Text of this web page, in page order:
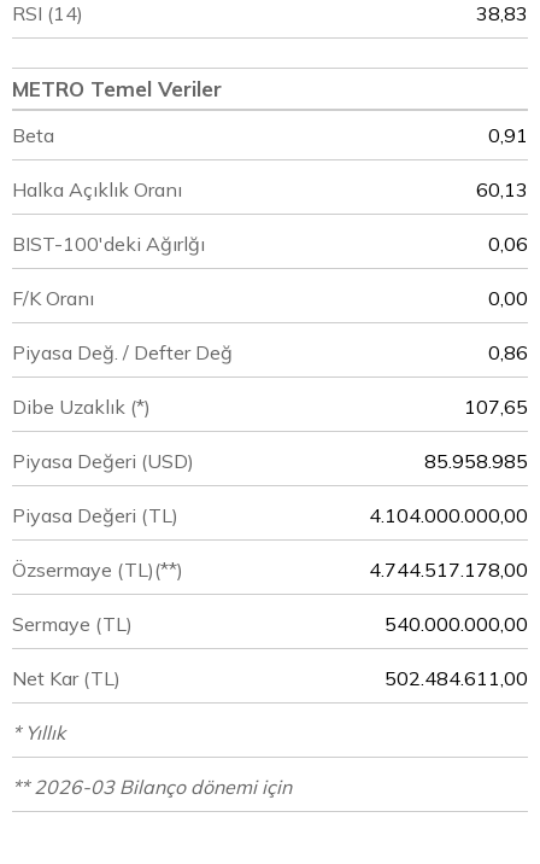
RSI (14) 38,83
METRO Temel Veriler
Beta 0,91
Halka Açıklık Oranı 60,13
BIST-100'deki Ağırlğı 0,06
F/K Oranı 0,00
Piyasa Değ. / Defter Değ 0,86
Dibe Uzaklık (*) 107,65
Piyasa Değeri (USD) 85.958.985
Piyasa Değeri (TL) 4.104.000.000,00
Özsermaye (TL)(**) 4.744.517.178,00
Sermaye (TL) 540.000.000,00
Net Kar (TL) 502.484.611,00
* Yıllık
** 2026-03 Bilanço dönemi için